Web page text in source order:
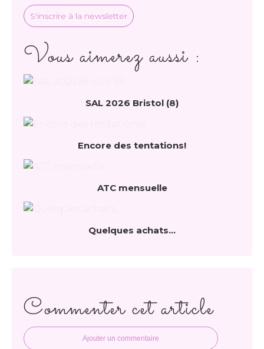
S'inscrire à la newsletter
Vous aimerez aussi :
SAL 2026 Bristol (8)
Encore des tentations!
ATC mensuelle
Quelques achats...
Commenter cet article
Ajouter un commentaire